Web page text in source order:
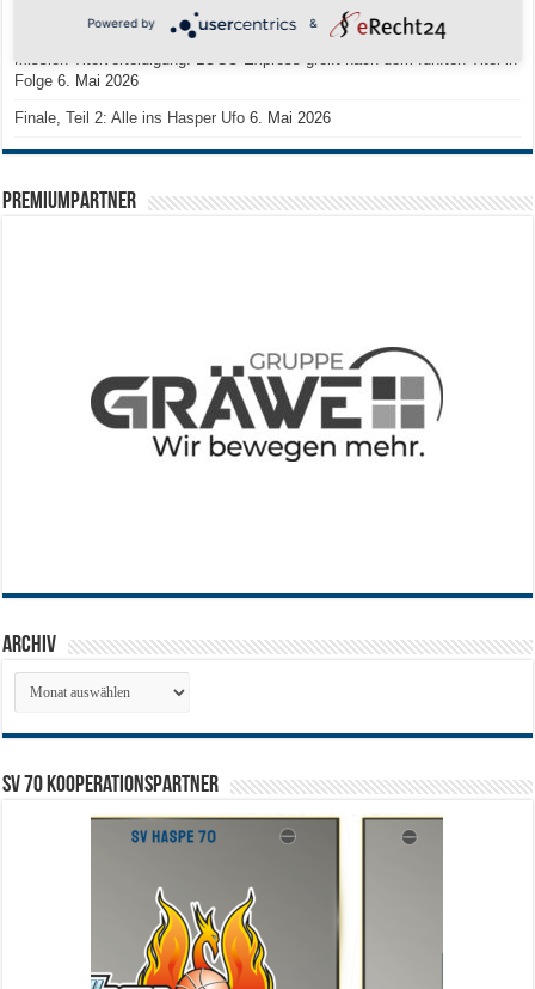
Zum Heimabschluss ein Ausrufezeichen 9. Mai 2026
Mission Titelverteidigung: LOCO Express greift nach dem fünften Titel in
Folge 6. Mai 2026
Finale, Teil 2: Alle ins Hasper Ufo 6. Mai 2026
PREMIUMPARTNER
Archiv
Archiv
SV 70 Kooperationspartner
Powered by &